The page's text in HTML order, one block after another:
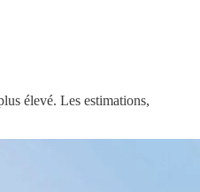
élevé. Les estimations,